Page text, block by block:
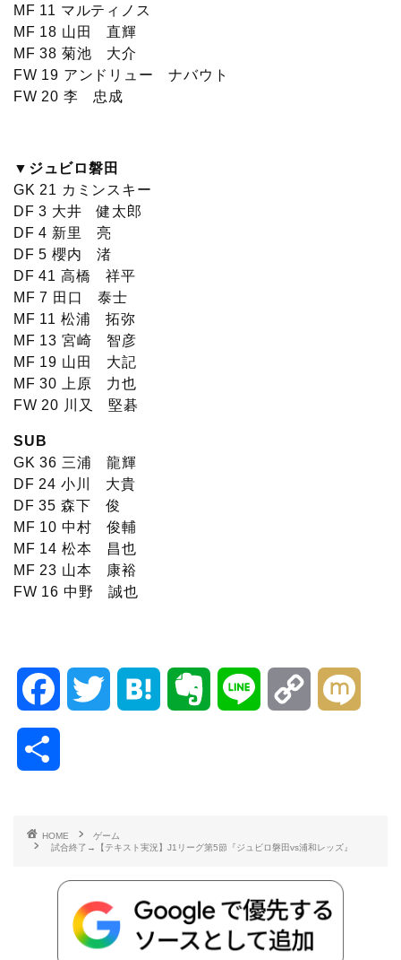
MF 11 マルティノス
MF 18 山田 直輝
MF 38 菊池 大介
FW 19 アンドリュー ナバウト
FW 20 李 忠成
▼ジュビロ磐田
GK 21 カミンスキー
DF 3 大井 健太郎
DF 4 新里 亮
DF 5 櫻内 渚
DF 41 高橋 祥平
MF 7 田口 泰士
MF 11 松浦 拓弥
MF 13 宮崎 智彦
MF 19 山田 大記
MF 30 上原 力也
FW 20 川又 堅碁
SUB
GK 36 三浦 龍輝
DF 24 小川 大貴
DF 35 森下 俊
MF 10 中村 俊輔
MF 14 松本 昌也
MF 23 山本 康裕
FW 16 中野 誠也
e
r
a o
t n
HOME
ゲーム
試合終了→【テキスト実況】J1リーグ第5節『ジュビロ磐田vs浦和レッズ』